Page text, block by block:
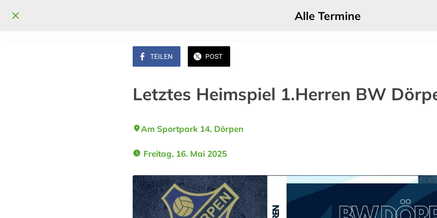
Alle Termine
TEILEN POST
Letztes Heimspiel 1.Herren BW
Am Sportpark 14, Dörpen
Freitag, 16. Mai 2025